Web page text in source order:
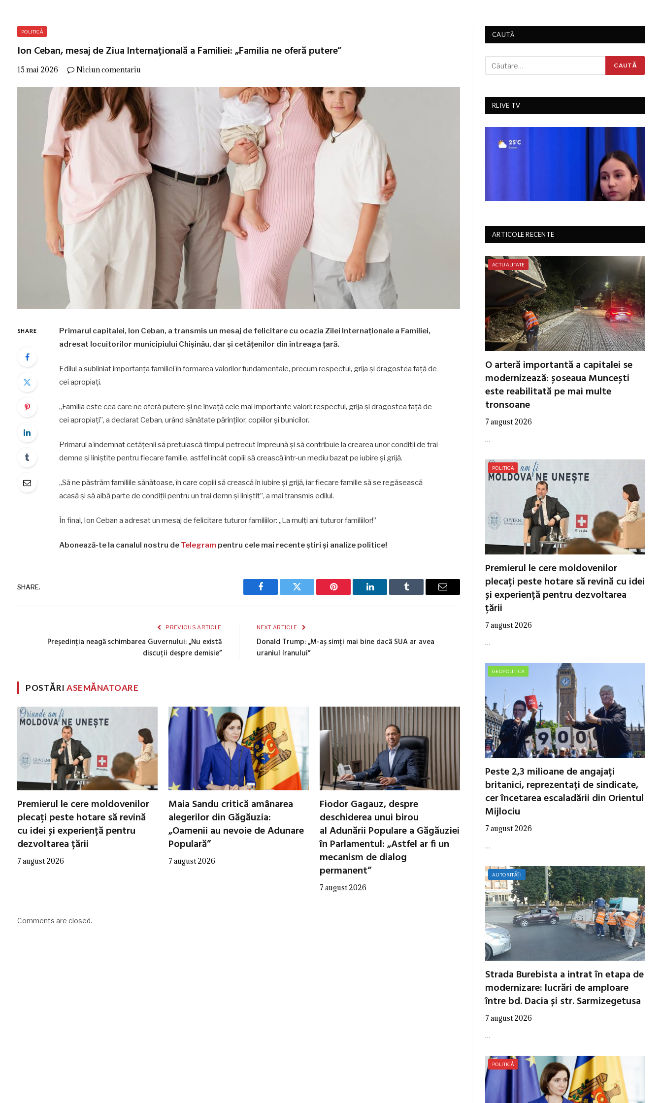
POLITICĂ
Ion Ceban, mesaj de Ziua Internațională a Familiei: „Familia ne oferă putere”
15 mai 2026 Niciun comentariu
SHARE
Primarul capitalei, Ion Ceban, a transmis un mesaj de felicitare cu ocazia Zilei Internaționale a Familiei,
adresat locuitorilor municipiului Chișinău, dar și cetățenilor din întreaga țară.
Edilul a subliniat importanța familiei în formarea valorilor fundamentale, precum respectul, grija și dragostea față de
cei apropiați.
„Familia este cea care ne oferă putere și ne învață cele mai importante valori: respectul, grija și dragostea față de
cei apropiați”, a declarat Ceban, urând sănătate părinților, copiilor și bunicilor.
Primarul a îndemnat cetățenii să prețuiască timpul petrecut împreună și să contribuie la crearea unor condiții de trai
demne și liniștite pentru fiecare familie, astfel încât copiii să crească într-un mediu bazat pe iubire și grijă.
„Să ne păstrăm familiile sănătoase, în care copiii să crească în iubire și grijă, iar fiecare familie să se regăsească
acasă și să aibă parte de condiții pentru un trai demn și liniștit”, a mai transmis edilul.
În final, Ion Ceban a adresat un mesaj de felicitare tuturor familiilor: „La mulți ani tuturor familiilor!”
Abonează-te la canalul nostru de Telegram pentru cele mai recente știri și analize politice!
SHARE.
Facebook Twitter Pinterest LinkedIn Tumblr Email
PREVIOUS ARTICLE
Președinția neagă schimbarea Guvernului: „Nu există
discuții despre demisie”
NEXT ARTICLE
Donald Trump: „M-aș simți mai bine dacă SUA ar avea
uraniul Iranului”
POSTĂRIASEMĂNATOARE
Premierul le cere moldovenilor
plecați peste hotare să revină
cu idei și experiență pentru
dezvoltarea țării
7 august 2026
Maia Sandu critică amânarea
alegerilor din Găgăuzia:
„Oamenii au nevoie de Adunare
Populară”
7 august 2026
Fiodor Gagauz, despre
deschiderea unui birou
al Adunării Populare a Găgăuziei
în Parlamentul: „Astfel ar fi un
mecanism de dialog
permanent”
7 august 2026
Comments are closed.
CAUTĂ
RLIVE TV
ARTICOLE RECENTE
ACTUALITATE
O arteră importantă a capitalei se
modernizează: șoseaua Muncești
este reabilitată pe mai multe
tronsoane
7 august 2026
…
POLITICĂ
Premierul le cere moldovenilor
plecați peste hotare să revină cu idei
și experiență pentru dezvoltarea
țării
7 august 2026
…
GEOPOLITICA
Peste 2,3 milioane de angajați
britanici, reprezentați de sindicate,
cer încetarea escaladării din Orientul
Mijlociu
7 august 2026
…
AUTORITĂȚI
Strada Burebista a intrat în etapa de
modernizare: lucrări de amploare
între bd. Dacia și str. Sarmizegetusa
7 august 2026
…
POLITICĂ